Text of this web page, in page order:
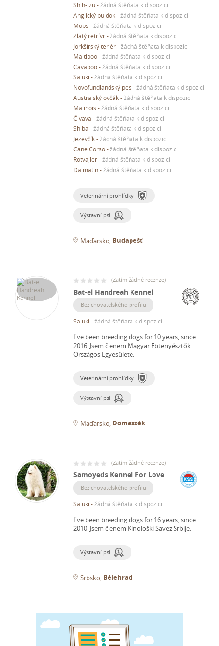
Shih-tzu-žádná štěňata k dispozici
Anglický buldok-žádná štěňata k dispozici
Mops -žádná štěňata k dispozici
Zlatý retrívr-žádná štěňata k dispozici
Jorkšírský teriér-žádná štěňata k dispozici
Maltipoo-žádná štěňata k dispozici
Cavapoo-žádná štěňata k dispozici
Saluki -žádná štěňata k dispozici
Novofundlandský pes -žádná štěňata k dispozici
Australský ovčák-žádná štěňata k dispozici
Malinois -žádná štěňata k dispozici
Čivava -žádná štěňata k dispozici
Shiba -žádná štěňata k dispozici
Jezevčík-žádná štěňata k dispozici
Cane Corso-žádná štěňata k dispozici
Rotvajler-žádná štěňata k dispozici
Dalmatin-žádná štěňata k dispozici
Veterinární prohlídky
Výstavní psi
Maďarsko Budapešť
(Zatím žádné recenze)
Bat-el Handreah Kennel
Bez chovatelského profilu
Saluki -žádná štěňata k dispozici
I've been breeding dogs for 10 years, since
2016. Jsem členem Magyar Ebtenyésztők
Országos Egyesülete.
Veterinární prohlídky
Výstavní psi
Maďarsko Domaszék
(Zatím žádné recenze)
Samoyeds Kennel For Love
Bez chovatelského profilu
Saluki -žádná štěňata k dispozici
I've been breeding dogs for 16 years, since
2010. Jsem členem Kinološki Savez Srbije.
Výstavní psi
Srbsko Bělehrad